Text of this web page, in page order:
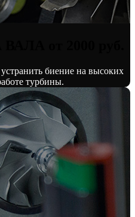
биение на высоких
турбины.